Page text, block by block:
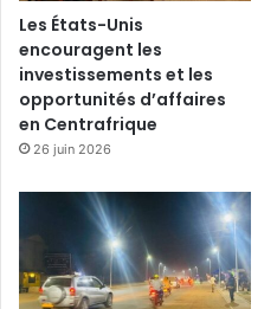
Les États-Unis
encouragent les
investissements et les
opportunités d’affaires
en Centrafrique
26 juin 2026